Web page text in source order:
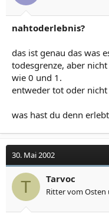
nahtoderlebnis?
das ist genau das was
todesgrenze, aber
wie 0 und 1.
entweder tot oder
was hast du denn
30. Mai 2002
T Tarvoc
Ritter vom Osten